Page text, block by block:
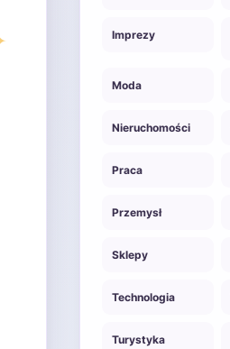
Imprezy
Moda
Nieruchomości
Praca
Przemysł
Sklepy
Technologia
Turystyka